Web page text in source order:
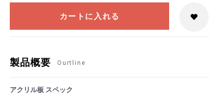
カートに入れる
製品概要 Ourtline
アクリル板 スペック